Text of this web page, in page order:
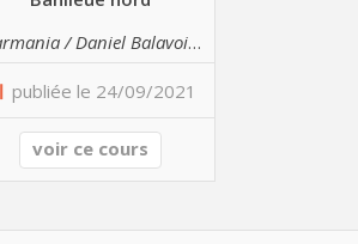
Starmania / Daniel Balavoine
publiée le 24/09/2021
voir ce cours